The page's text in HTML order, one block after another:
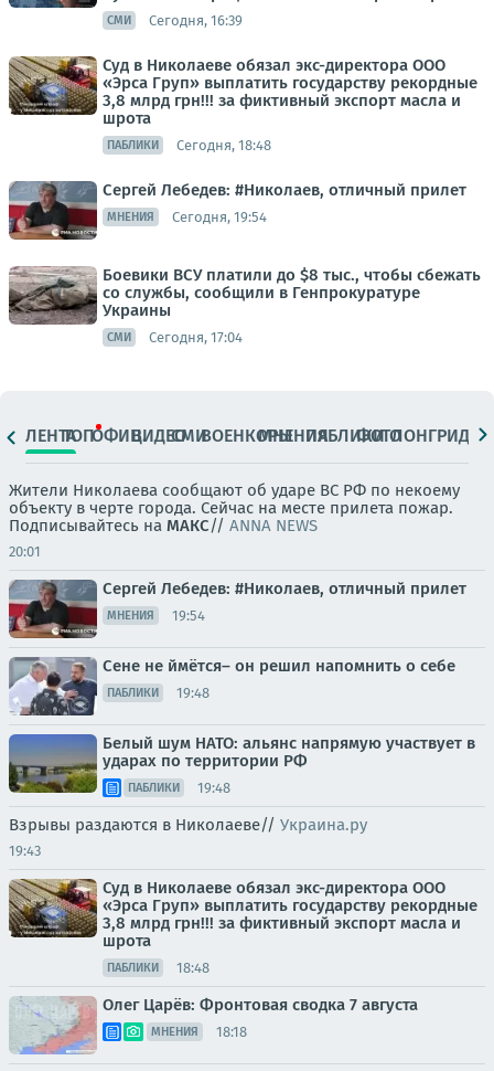
СМИ Сегодня, 16:39
Суд в Николаеве обязал экс-директора ООО
«Эрса Груп» выплатить государству рекордные
3,8 млрд грн!!! за фиктивный экспорт масла и
шрота
ПАБЛИКИ Сегодня, 18:48
Сергей Лебедев: #Николаев, отличный прилет
МНЕНИЯ Сегодня, 19:54
Боевики ВСУ платили до $8 тыс., чтобы сбежать
со службы, сообщили в Генпрокуратуре
Украины
СМИ Сегодня, 17:04
ЛЕНТАТОПОФИЦ.ВИДЕОСМИВОЕНКОРЫМНЕНИЯПАБЛИКИ
ФОТОЛОНГРИДЫ
Жители Николаева сообщают об ударе ВС РФ по некоему
объекту в черте города. Сейчас на месте прилета пожар.
Подписывайтесь на МАКС// ANNA NEWS
20:01
Сергей Лебедев: #Николаев, отличный прилет
МНЕНИЯ 19:54
Сене не ймётся– он решил напомнить о себе
ПАБЛИКИ 19:48
Белый шум НАТО: альянс напрямую участвует в
ударах по территории РФ
ПАБЛИКИ 19:48
Взрывы раздаются в Николаеве// Украина.ру
19:43
Суд в Николаеве обязал экс-директора ООО
«Эрса Груп» выплатить государству рекордные
3,8 млрд грн!!! за фиктивный экспорт масла и
шрота
ПАБЛИКИ 18:48
Олег Царёв: Фронтовая сводка 7 августа
МНЕНИЯ 18:18